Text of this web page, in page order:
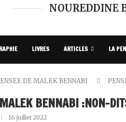
NOUREDDINE
LIVRES ARTICLES LA
DE MALEK BENNABI
BENNABI ‎:NON-
16 juillet 2022